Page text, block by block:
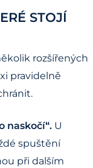
STOJÍ
rozšířených
pravidelně
naskočí“. U
spuštění
při dalším